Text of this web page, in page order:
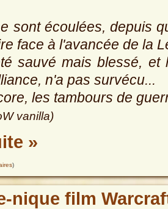
sont écoulées, depuis
face à l'avancée de la
sauvé mais blessé, et
n'a pas survécu...
les tambours de
vanilla)
»
)
nique film